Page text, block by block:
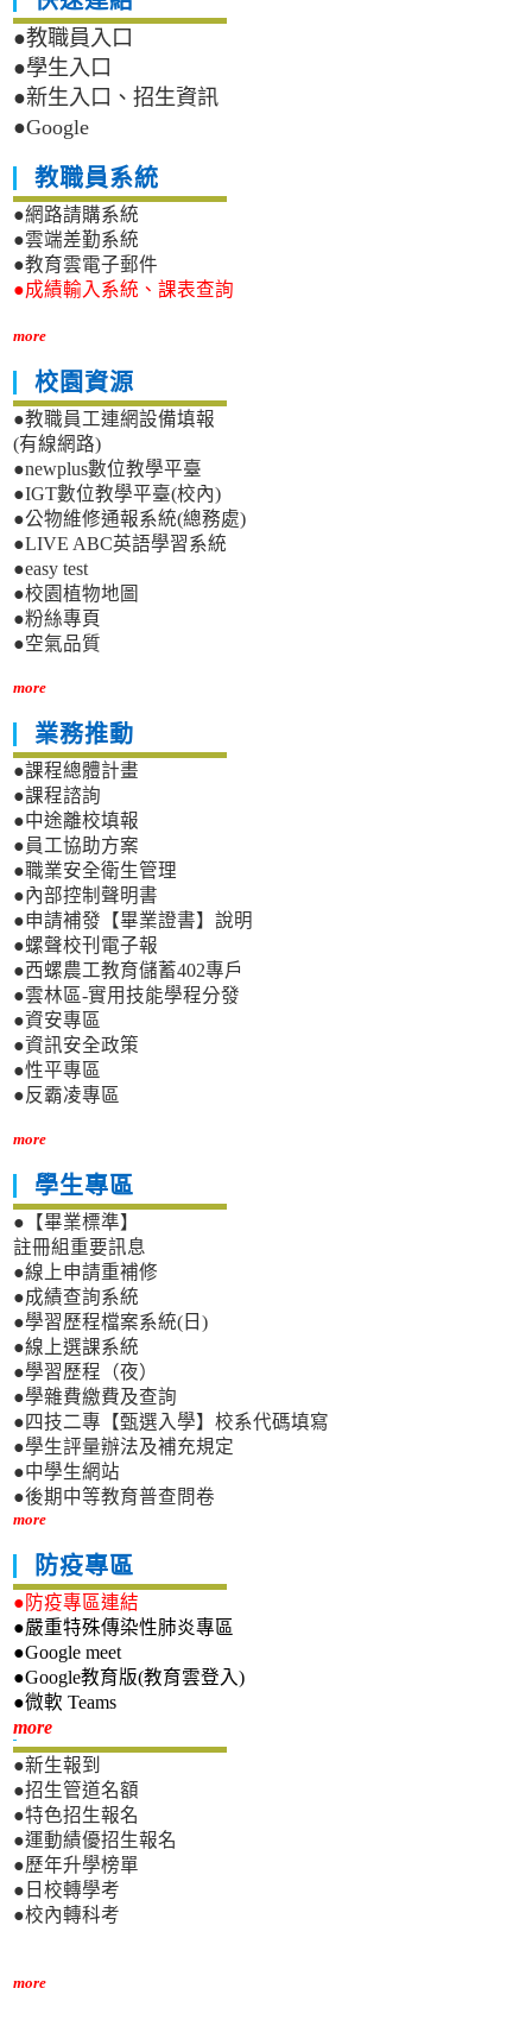
●教職員入口
●學生入口
●新生入口、招生資訊
●Google
教職員系統
●網路請購系統
●雲端差勤系統
●教育雲電子郵件
●成績輸入系統、課表查詢
more
校園資源
●教職員工連網設備填報
(有線網路)
●newplus數位教學平臺
●IGT數位教學平臺(校內)
●公物維修通報系統(總務處)
●LIVE ABC英語學習系統
●easy test
●校園植物地圖
●粉絲專頁
●空氣品質
more
業務推動
●課程總體計畫
●課程諮詢
●中途離校填報
●員工協助方案
●職業安全衛生管理
●內部控制聲明書
●申請補發【畢業證書】說明
●螺聲校刊電子報
●西螺農工教育儲蓄402專戶
●雲林區-實用技能學程分發
●資安專區
●資訊安全政策
●性平專區
●反霸凌專區
more
學生專區
●【畢業標準】
註冊組重要訊息
●線上申請重補修
●成績查詢系統
●學習歷程檔案系統(日)
●線上選課系統
●學習歷程（夜）
●學雜費繳費及查詢
●四技二專【甄選入學】校系代碼填寫
●學生評量辦法及補充規定
●中學生網站
●後期中等教育普查問卷
more
防疫專區
●防疫專區連結
●嚴重特殊傳染性肺炎專區
●Google meet
●Google教育版(教育雲登入)
●微軟 Teams
more新生專區
●新生報到
●招生管道名額
●特色招生報名
●運動績優招生報名
●歷年升學榜單
●日校轉學考
●校內轉科考
more